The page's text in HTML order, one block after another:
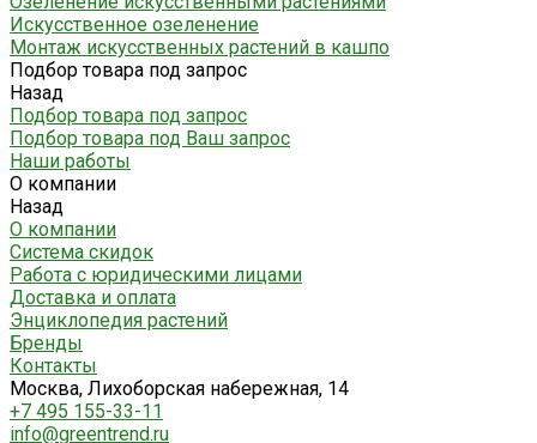
Искусственное озеленение
Монтаж искусственных растений в кашпо
Подбор товара под запрос
Назад
Подбор товара под запрос
Подбор товара под Ваш запрос
Наши работы
О компании
Назад
О компании
Система скидок
Работа с юридическими лицами
Доставка и оплата
Энциклопедия растений
Бренды
Контакты
Москва, Лихоборская набережная, 14
+7 495 155-33-11
info@greentrend.ru